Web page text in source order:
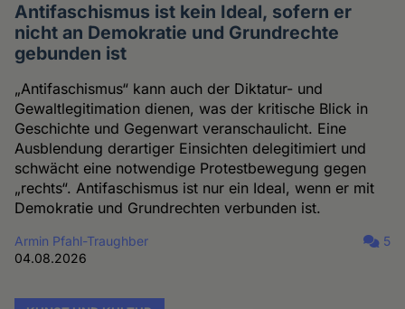
Antifaschismus ist kein Ideal, sofern er
nicht an Demokratie und Grundrechte
gebunden ist
„Antifaschismus“ kann auch der Diktatur- und
Gewaltlegitimation dienen, was der kritische Blick in
Geschichte und Gegenwart veranschaulicht. Eine
Ausblendung derartiger Einsichten delegitimiert und
schwächt eine notwendige Protestbewegung gegen
„rechts“. Antifaschismus ist nur ein Ideal, wenn er mit
Demokratie und Grundrechten verbunden ist.
Armin Pfahl-Traughber
04.08.2026
5